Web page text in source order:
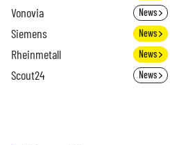
Vonovia News
Siemens News
Rheinmetall News
Scout24 News